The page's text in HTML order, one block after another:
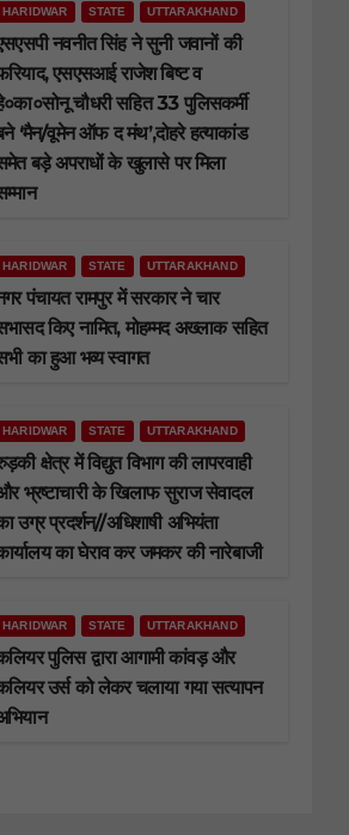
HARIDWAR STATE UTTARAKHAND
नवनीत सिंह ने सुनी जवानों की
एसएसआई राजेश बिष्ट व
चौधरी सहित 33 पुलिसकर्मी
‘मैन/वूमेन ऑफ द मंथ’,दोहरे हत्याकांड
बड़े अपराधों के खुलासे पर मिला
HARIDWAR STATE UTTARAKHAND
पंचायत रामपुर में सरकार ने चार
किए नामित, मोहम्मद अख्लाक सहित
का हुआ भव्य स्वागत
HARIDWAR STATE UTTARAKHAND
क्षेत्र में विद्युत विभाग की लापरवाही
भ्रष्टाचारी के खिलाफ सुराज सेवादल
उग्र प्रदर्शन//अधिशाषी अभियंता
का घेराव कर जमकर की नारेबाजी
HARIDWAR STATE UTTARAKHAND
पुलिस द्वारा आगामी कांवड़ और
उर्स को लेकर चलाया गया सत्यापन